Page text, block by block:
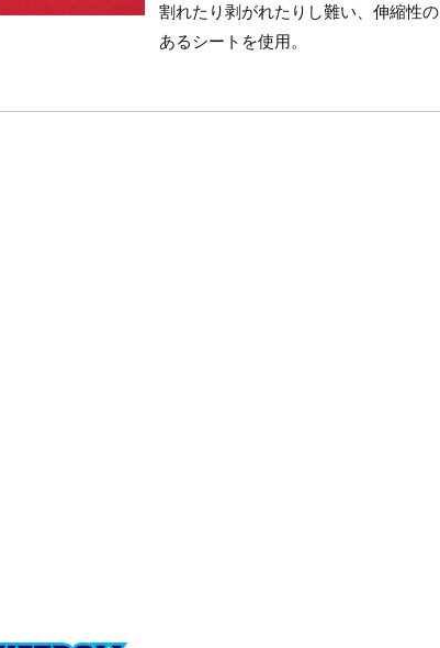
割れたり剥がれたりし難い、伸縮性の
あるシートを使用。